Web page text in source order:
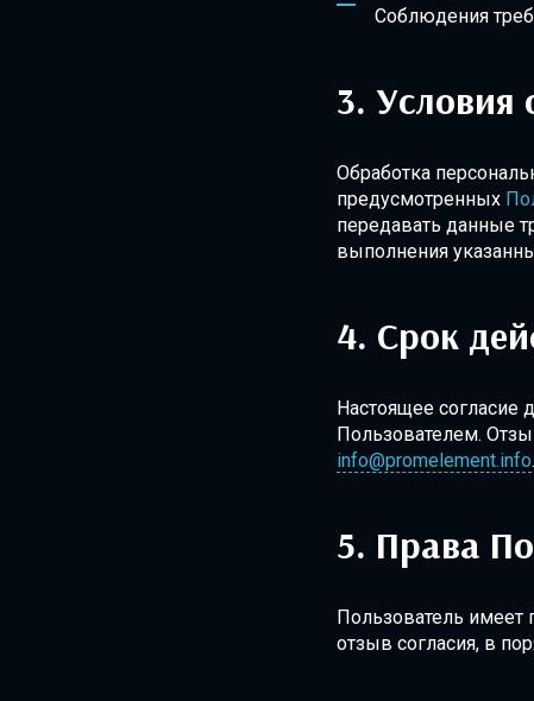
Соблюдения
Условия
Обработка
предусмотренных
передавать данные
выполнения
Срок
Настоящее согласие
Пользователем.
info@promelement.info
Права
Пользователь имеет
отзыв согласия, в